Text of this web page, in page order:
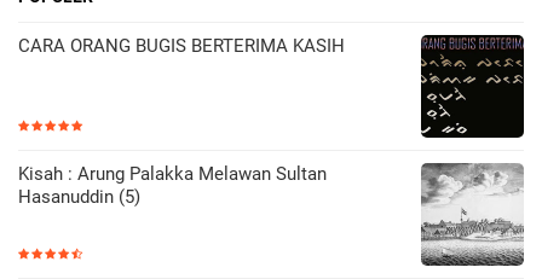
CARA ORANG BUGIS BERTERIMA KASIH
Kisah : Arung Palakka Melawan Sultan
Hasanuddin (5)